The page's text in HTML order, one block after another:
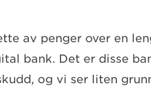
av penger over en
bank. Det er disse
og vi ser liten